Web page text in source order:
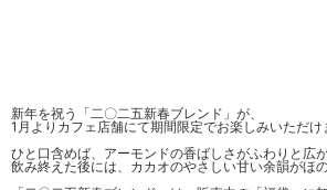
新年を祝う「二〇二五新春ブレンド」が、
1月よりカフェ店舗にて期間限定でお楽しみいただけ
ひと口含めば、アーモンドの香ばしさがふわりと広が
飲み終えた後には、カカオのやさしい甘い余韻がほ